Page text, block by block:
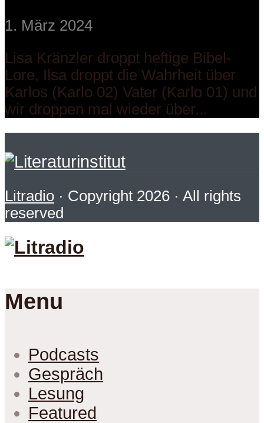
1. März 2024
Lisa Kränzler droppt heftige Bibel-
Lore, Ilsa droppt die Wahrheit über
Karlos (Karlo 02) Vater (Karlo 01) und
wir droppen mal wieder über...
Litradio · Copyright 2026 · All rights
reserved
Menu
Podcasts
Gespräch
Lesung
Featured